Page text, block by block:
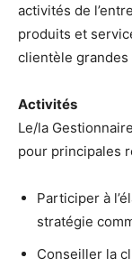
activités de
produits et
clientèle
Activités
Le/la
pour principales
Participer à
stratégie
Conseiller la